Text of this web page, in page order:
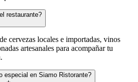
restaurante?
cervezas locales e importadas, vinos
artesanales para acompañar tu
especial en Siamo Ristorante?